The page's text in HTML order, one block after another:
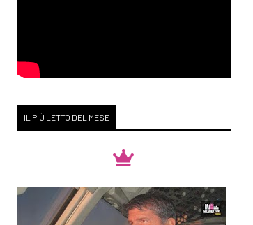
IL PIÙ LETTO DEL MESE